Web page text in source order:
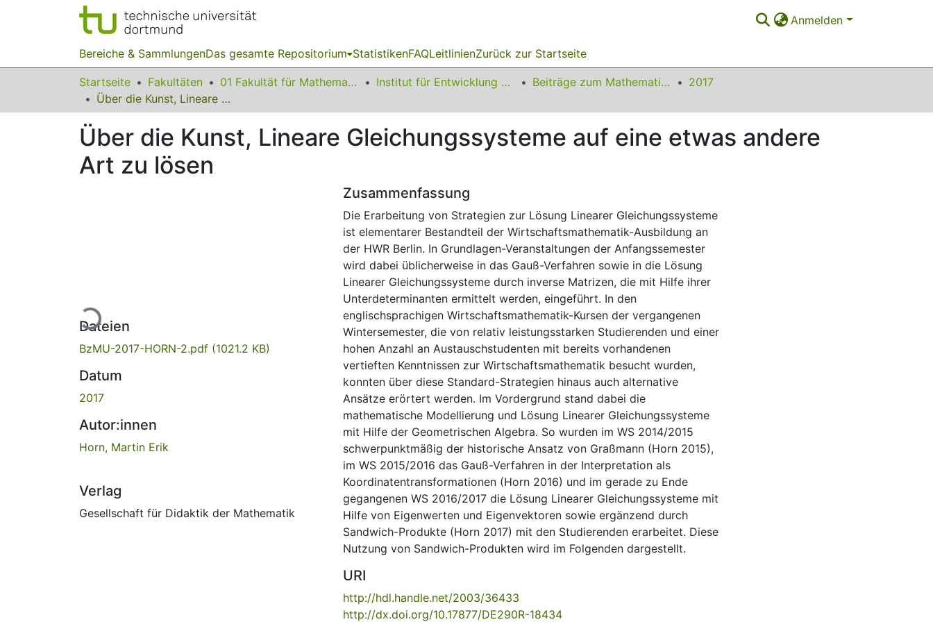
Anmelden
Bereiche & SammlungenDas gesamte Repositorium StatistikenFAQLeitlinienZurück zur Startseite
Startseite Fakultäten 01 Fakultät für Mathematik Institut für Entwicklung und Erforschung des Mathematikunterrichts Beiträge zum Mathematikunterricht
2017
Über die Kunst, Lineare Gleichungssysteme auf eine etwas andere Art zu lösen
Über die Kunst, Lineare Gleichungssysteme auf eine etwas andere
Art zu lösen
Lade...
Dateien
BzMU-2017-HORN-2.pdf (1021.2 KB)
Datum
2017
Autor:innen
Horn, Martin Erik
Verlag
Gesellschaft für Didaktik der Mathematik
Zusammenfassung
Die Erarbeitung von Strategien zur Lösung Linearer Gleichungssysteme
ist elementarer Bestandteil der Wirtschaftsmathematik-Ausbildung an
der HWR Berlin. In Grundlagen-Veranstaltungen der Anfangssemester
wird dabei üblicherweise in das Gauß-Verfahren sowie in die Lösung
Linearer Gleichungssysteme durch inverse Matrizen, die mit Hilfe ihrer
Unterdeterminanten ermittelt werden, eingeführt. In den
englischsprachigen Wirtschaftsmathematik-Kursen der vergangenen
Wintersemester, die von relativ leistungsstarken Studierenden und einer
hohen Anzahl an Austauschstudenten mit bereits vorhandenen
vertieften Kenntnissen zur Wirtschaftsmathematik besucht wurden,
konnten über diese Standard-Strategien hinaus auch alternative
Ansätze erörtert werden. Im Vordergrund stand dabei die
mathematische Modellierung und Lösung Linearer Gleichungssysteme
mit Hilfe der Geometrischen Algebra. So wurden im WS 2014/2015
schwerpunktmäßig der historische Ansatz von Graßmann (Horn 2015),
im WS 2015/2016 das Gauß-Verfahren in der Interpretation als
Koordinatentransformationen (Horn 2016) und im gerade zu Ende
gegangenen WS 2016/2017 die Lösung Linearer Gleichungssysteme mit
Hilfe von Eigenwerten und Eigenvektoren sowie ergänzend durch
Sandwich-Produkte (Horn 2017) mit den Studierenden erarbeitet. Diese
Nutzung von Sandwich-Produkten wird im Folgenden dargestellt.
URI
http://hdl.handle.net/2003/36433
http://dx.doi.org/10.17877/DE290R-18434